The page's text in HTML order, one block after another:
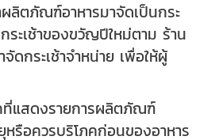
ลิตภัณฑ์อาหารมาจัดเป็นกระ
ะเช้าของขวัญปีใหม่ตาม ร้าน
กระเช้าจำหน่าย เพื่อให้ผู้
ที่แสดงรายการผลิตภัณฑ์
รือควรบริโภคก่อนของอาหาร